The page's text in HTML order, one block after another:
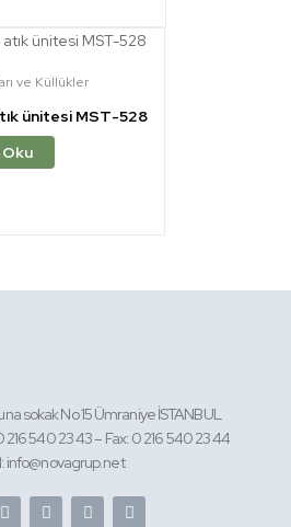
ve Küllükler
ünitesi MST-528
Oku
sokak No 15 Ümraniye İSTANBUL
216 540 23 43 – Fax: 0 216 540 23 44
info@novagrup.net